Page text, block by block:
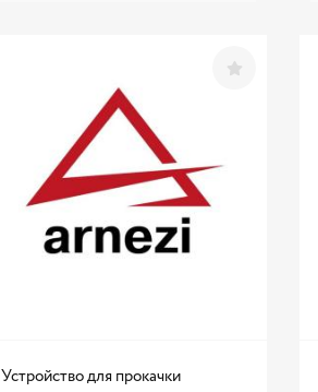
Устройство для прокачки